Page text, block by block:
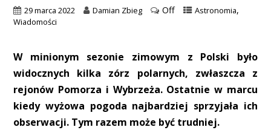
29 marca 2022 Damian Zbieg Off Astronomia,
Wiadomości
W minionym sezonie zimowym z Polski było
widocznych kilka zórz polarnych, zwłaszcza z
rejonów Pomorza i Wybrzeża. Ostatnie w marcu
kiedy wyżowa pogoda najbardziej sprzyjała ich
obserwacji. Tym razem może być trudniej.